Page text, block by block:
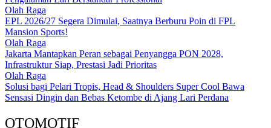
Olah Raga
EPL 2026/27 Segera Dimulai, Saatnya Berburu Poin di FPL
Mansion Sports!
Olah Raga
Jakarta Mantapkan Peran sebagai Penyangga PON 2028,
Infrastruktur Siap, Prestasi Jadi Prioritas
Olah Raga
Solusi bagi Pelari Tropis, Head & Shoulders Super Cool Bawa
Sensasi Dingin dan Bebas Ketombe di Ajang Lari Perdana
OTOMOTIF